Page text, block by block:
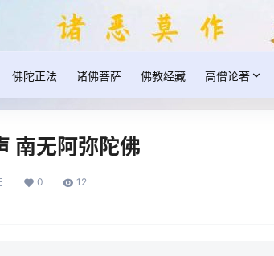
佛陀正法 诸佛菩萨 佛教经藏 高僧论著
南无阿弥陀佛
0 12